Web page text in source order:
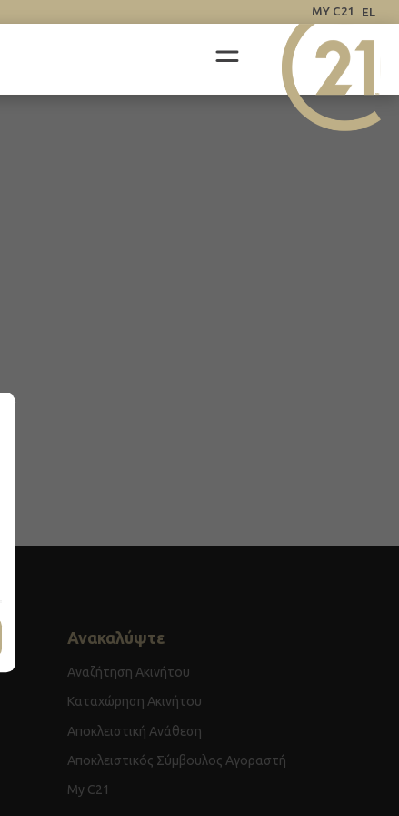
MY C21 EL
Ανακαλύψτε
Αναζήτηση Ακινήτου
Καταχώρηση Ακινήτου
Αποκλειστική Ανάθεση
Αποκλειστικός Σύμβουλος Αγοραστή
My C21